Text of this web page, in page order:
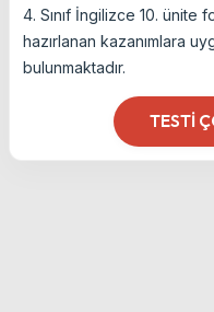
4. Sınıf İngilizce 10.
hazırlanan kazanımlara
bulunmaktadır.
TESTI